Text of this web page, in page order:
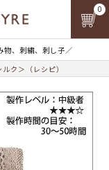
物、刺繍、刺し子／
0
ク＞（レシピ）